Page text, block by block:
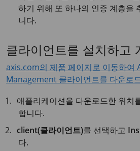
하기 위해 또 하나의 인증 계층을
니다.
클라이언트를 설치하고
axis.com의 제품 페이지로 이동하여
Management 클라이언트를 다운로
애플리케이션을 다운로드한 위치
합니다.
client(클라이언트)를 선택하고
다.